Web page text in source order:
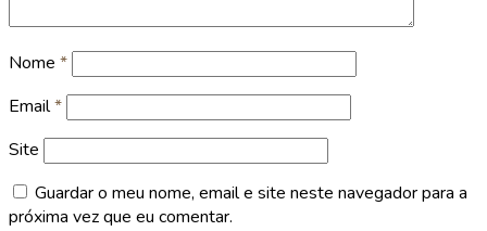
Nome *
Email*
Site
Guardar o meu nome, email e site neste navegador para a
próxima vez que eu comentar.